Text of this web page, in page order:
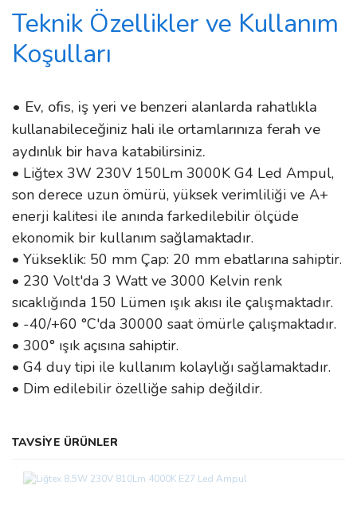
Teknik Özellikler ve Kullanım
Koşulları
• Ev, ofis, iş yeri ve benzeri alanlarda rahatlıkla
kullanabileceğiniz hali ile ortamlarınıza ferah ve
aydınlık bir hava katabilirsiniz.
• Liğtex 3W 230V 150Lm 3000K G4 Led Ampul,
son derece uzun ömürü, yüksek verimliliği ve A+
enerji kalitesi ile anında farkedilebilir ölçüde
ekonomik bir kullanım sağlamaktadır.
• Yükseklik: 50 mm Çap: 20 mm ebatlarına sahiptir.
• 230 Volt'da 3 Watt ve 3000 Kelvin renk
sıcaklığında 150 Lümen ışık akısı ile çalışmaktadır.
• -40/+60 °C'da 30000 saat ömürle çalışmaktadır.
• 300° ışık açısına sahiptir.
• G4 duy tipi ile kullanım kolaylığı sağlamaktadır.
• Dim edilebilir özelliğe sahip değildir.
Bu ürünün fiyat bilgisi, resim, ürün açıklamalarında ve diğer
konularda yetersiz gördüğünüz noktaları öneri formunu kullanarak
Görüş ve önerileriniz için teşekkür ederiz.
TAVSİYE ÜRÜNLER